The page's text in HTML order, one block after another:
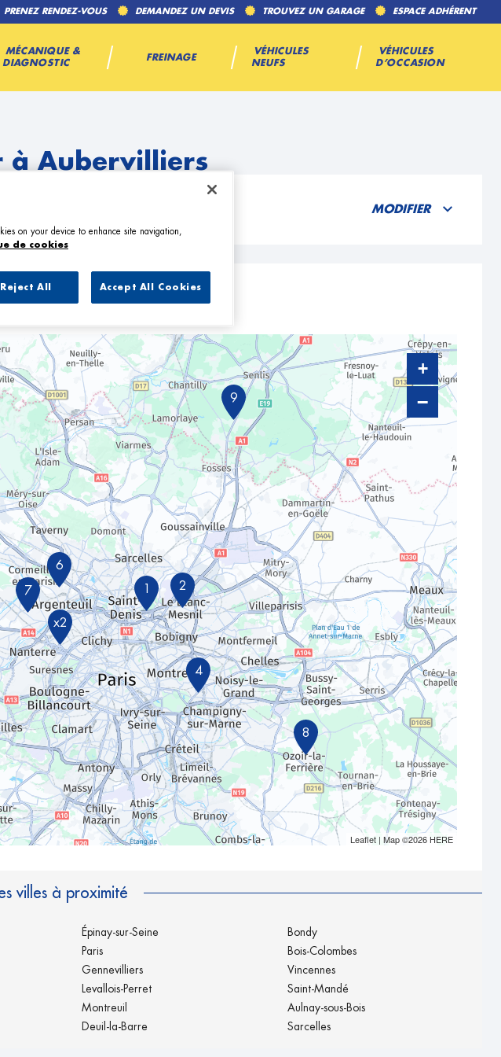
PRENEZ RENDEZ-VOUS DEMANDEZ UN DEVIS TROUVEZ UN GARAGE ESPACE ADHÉRENT
MÉCANIQUE &
DIAGNOSTIC
FREINAGE
VÉHICULES
NEUFS
VÉHICULES
D’OCCASION
à Aubervilliers
MODIFIER
Aubervilliers
9
8
4
7
6
x2
2
1
+
−
Leaflet| Map ©2026 HERE
villes à proximité
Épinay-sur-Seine
Paris
Gennevilliers
Levallois-Perret
Montreuil
Deuil-la-Barre
Bondy
Bois-Colombes
Vincennes
Saint-Mandé
Aulnay-sous-Bois
Sarcelles
on your device to enhance site navigation,
de cookies
Reject All Accept All Cookies